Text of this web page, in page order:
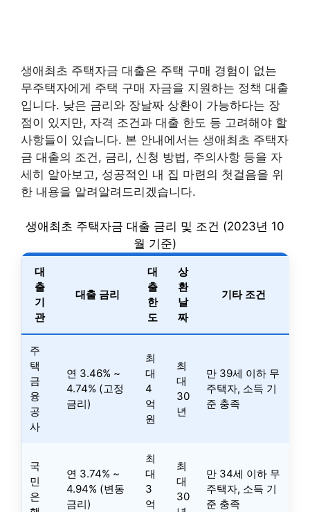
생애최초 주택자금 대출은 주택 구매 경험이 없는
무주택자에게 주택 구매 자금을 지원하는 정책 대출
입니다. 낮은 금리와 장날짜 상환이 가능하다는 장
점이 있지만, 자격 조건과 대출 한도 등 고려해야 할
사항들이 있습니다. 본 안내에서는 생애최초 주택자
금 대출의 조건, 금리, 신청 방법, 주의사항 등을 자
세히 알아보고, 성공적인 내 집 마련의 첫걸음을 위
한 내용을 알려알려드리겠습니다.
생애최초 주택자금 대출 금리 및 조건 (2023년 10
월 기준)
대
출
기
관
대출 금리
대
출
한
도
상
환
날
짜
기타 조건
주
택
금
융
공
사
연 3.46% ~
4.74% (고정
금리)
최
대
4
억
원
최
대
30
년
만 39세 이하 무
주택자, 소득 기
준 충족
국
민
은
연 3.74% ~
4.94% (변동
금리)
최
대
3
억
최
대
30
만 34세 이하 무
주택자, 소득 기
준 충족